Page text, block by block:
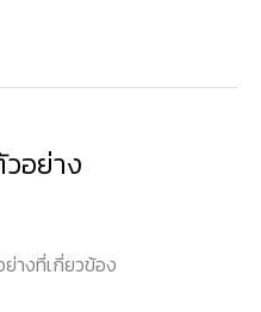
อย่าง
างที่เกี่ยวข้อง